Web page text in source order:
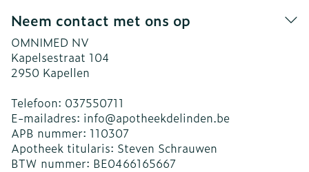
Neem contact met ons op
OMNIMED NV
Kapelsestraat 104
2950 Kapellen
Telefoon: 037550711
E-mailadres: info@apotheekdelinden.be
APB nummer: 110307
Apotheek titularis: Steven Schrauwen
BTW nummer: BE0466165667